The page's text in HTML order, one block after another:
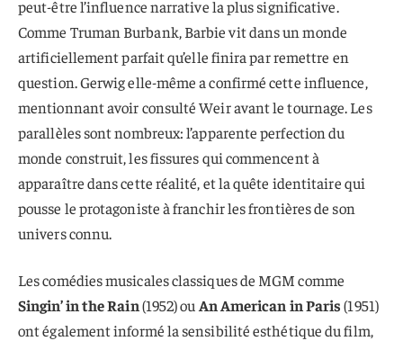
peut-être l’influence narrative la plus significative.
Comme Truman Burbank, Barbie vit dans un monde
artificiellement parfait qu’elle finira par remettre en
question. Gerwig elle-même a confirmé cette influence,
mentionnant avoir consulté Weir avant le tournage. Les
parallèles sont nombreux: l’apparente perfection du
monde construit, les fissures qui commencent à
apparaître dans cette réalité, et la quête identitaire qui
pousse le protagoniste à franchir les frontières de son
univers connu.
Les comédies musicales classiques de MGM comme
Singin’ in the Rain(1952) ou An American in Paris(1951)
ont également informé la sensibilité esthétique du film,